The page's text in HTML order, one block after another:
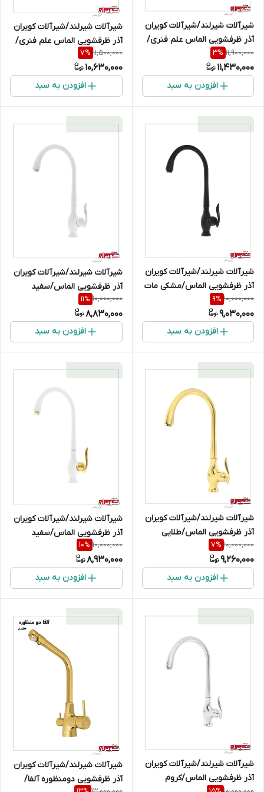
شیرآلات شیرلند/شیرآلات کویران
آذر ظرفشویی الماس علم فنری/
طلایی
11,900,000
3%
11,430,000
افزودن به سبد
شیرآلات شیرلند/شیرآلات کویران
آذر ظرفشویی الماس علم فنری/
کروم
11,500,000
7%
10,630,000
افزودن به سبد
شیرآلات شیرلند/شیرآلات کویران
آذر ظرفشویی الماس/مشکی مات
10,000,000
9%
9,030,000
افزودن به سبد
شیرآلات شیرلند/شیرآلات کویران
آذر ظرفشویی الماس/سفید
10,000,000
11%
8,830,000
افزودن به سبد
شیرآلات شیرلند/شیرآلات کویران
آذر ظرفشویی الماس/طلایی
10,000,000
7%
9,260,000
افزودن به سبد
شیرآلات شیرلند/شیرآلات کویران
آذر ظرفشویی الماس/سفید
طلایی
10,000,000
10%
8,930,000
افزودن به سبد
شیرآلات شیرلند/شیرآلات کویران
آذر ظرفشویی الماس/کروم
شیرآلات شیرلند/شیرآلات کویران
آذر ظرفشویی دومنظوره آلفا/